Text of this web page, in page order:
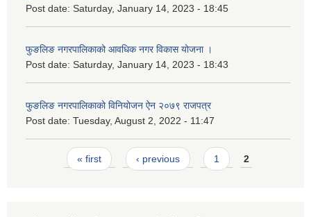
Post date: Saturday, January 14, 2023 - 18:45
फुङलिङ नगरपालिकाको आवधिक नगर विकास योजना ।
Post date: Saturday, January 14, 2023 - 18:43
फुङलिङ नगरपालिकाको विनियोजन ऐन २०७९ राजपत्र
Post date: Tuesday, August 2, 2022 - 11:47
Pages« first ‹ previous 1 2